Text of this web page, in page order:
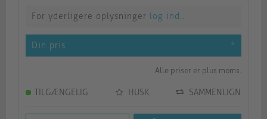
For yderligere oplysninger log ind..
Din pris *
Alle priser er plus moms.
TILGÆNGELIG HUSK SAMMENLIGN